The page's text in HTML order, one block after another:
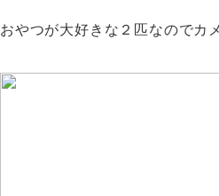
おやつが大好きな２匹なのでカ